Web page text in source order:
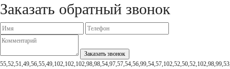
Заказать обратный звонок